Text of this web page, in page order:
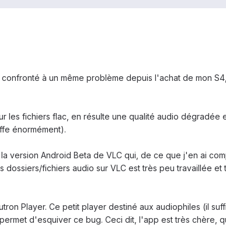
à un même problème depuis l'achat de mon
les fichiers flac, en résulte une qualité audio
énormément).
version Android Beta de VLC qui, de ce que j'en ai
fichiers audio sur VLC est très peu travaillée
Player. Ce petit player destiné aux audiophiles (il
d'esquiver ce bug. Ceci dit, l'app est très chère,